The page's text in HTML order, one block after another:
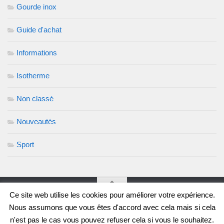
Gourde inox
Guide d'achat
Informations
Isotherme
Non classé
Nouveautés
Sport
Soif de Gourde, le blog © 2026. Tous droits réservés.
Fièrement propulsé par - Conçu parThème Hueman
Ce site web utilise les cookies pour améliorer votre expérience.
Nous assumons que vous êtes d'accord avec cela mais si cela
n'est pas le cas vous pouvez refuser cela si vous le souhaitez.